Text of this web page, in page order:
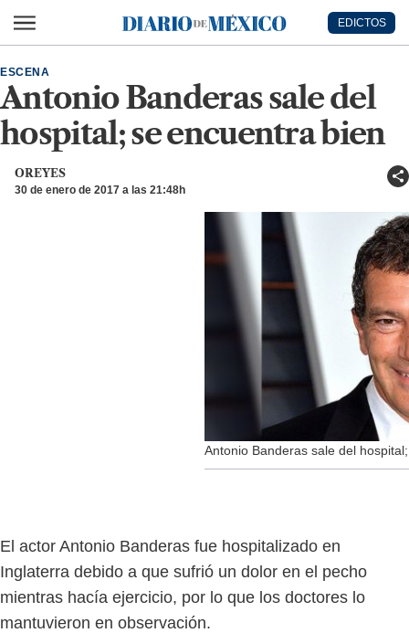
Diario de México
EDICTOS
Antonio Banderas sale del
hospital; se encuentra bien
ESCENA
OREYES
30 de enero de 2017 a las 21:48h
Antonio Banderas sale del
El actor Antonio Banderas fue hospitalizado en
Inglaterra debido a que sufrió un dolor en el pecho
mientras hacía ejercicio, por lo que los doctores lo
mantuvieron en observación.